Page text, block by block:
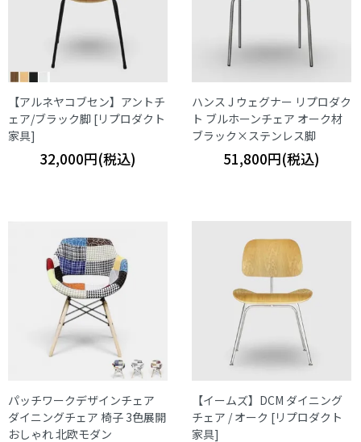
【アルネヤコブセン】アントチ
ェア/ブラック脚 [リプロダクト
家具]
32,000円(税込)
ハンス J ウェグナー リプロダク
ト ブルホーンチェア オーク材
ブラック×ステンレス脚
51,800円(税込)
パッチワークデザインチェア
ダイニングチェア 椅子 3色展開
おしゃれ 北欧モダン
【イームズ】DCM ダイニング
チェア / オーク [リプロダクト
家具]